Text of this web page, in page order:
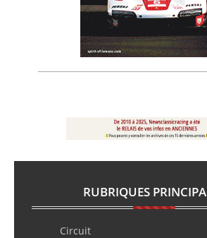
RUBRIQUES
Circuit